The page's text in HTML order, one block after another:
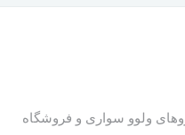
ولوو سواری و فروشگاه